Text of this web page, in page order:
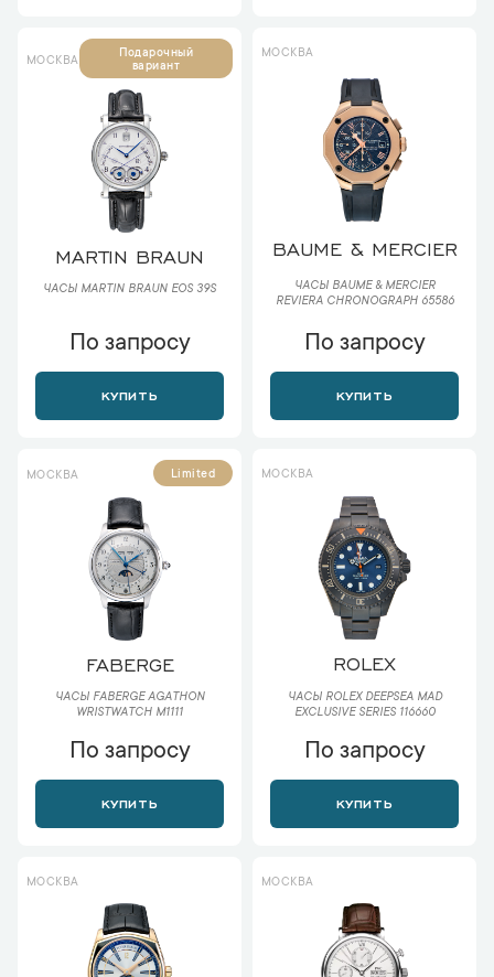
МОСКВА
Подарочный
вариант
MARTIN BRAUN
ЧАСЫ MARTIN BRAUN EOS 39S
По запросу
КУПИТЬ
МОСКВА
BAUME & MERCIER
ЧАСЫ BAUME & MERCIER
REVIERA CHRONOGRAPH 65586
По запросу
КУПИТЬ
МОСКВА Limited
FABERGE
ЧАСЫ FABERGE AGATHON
WRISTWATCH M1111
По запросу
КУПИТЬ
МОСКВА
ROLEX
ЧАСЫ ROLEX DEEPSEA MAD
EXCLUSIVE SERIES 116660
По запросу
КУПИТЬ
МОСКВА МОСКВА